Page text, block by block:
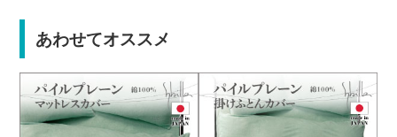
あわせてオススメ